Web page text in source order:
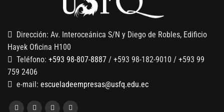
Dirección: Av. Interoceánica S/N y Diego de Robles, Edificio
Hayek Oficina H100
Teléfono: +593 98-807-8887 / +593 98-182-9010 / +593 99
759 2406
e-mail: escueladeempresas@usfq.edu.ec